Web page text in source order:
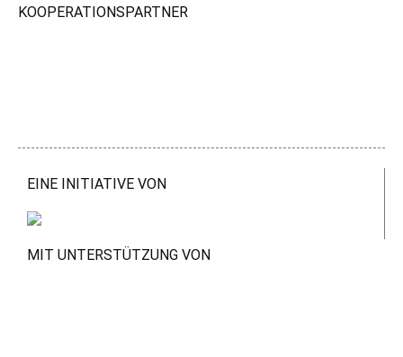
KOOPERATIONSPARTNER
EINE INITIATIVE VON
MIT UNTERSTÜTZUNG VON